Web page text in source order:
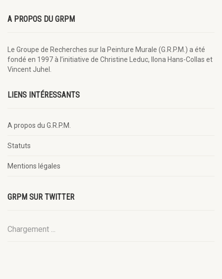
A PROPOS DU GRPM
Le Groupe de Recherches sur la Peinture Murale (G.R.P.M.) a été
fondé en 1997 à l’initiative de Christine Leduc, Ilona Hans-Collas et
Vincent Juhel.
LIENS INTÉRESSANTS
A propos du G.R.P.M.
Statuts
Mentions légales
GRPM SUR TWITTER
Chargement ...